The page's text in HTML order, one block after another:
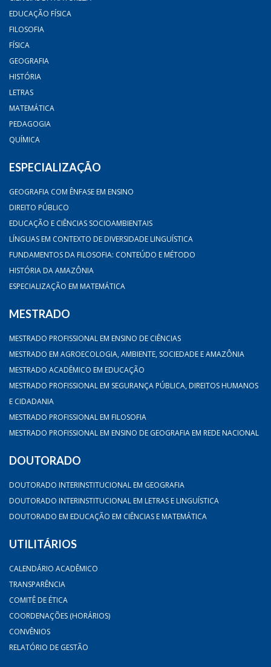
EDUCAÇÃO FÍSICA
FILOSOFIA
FÍSICA
GEOGRAFIA
HISTÓRIA
LETRAS
MATEMÁTICA
PEDAGOGIA
QUÍMICA
ESPECIALIZAÇÃO
GEOGRAFIA COM ÊNFASE EM ENSINO
DIREITO PÚBLICO
EDUCAÇÃO E CIÊNCIAS SOCIOAMBIENTAIS
LÍNGUAS EM CONTEXTO DE DIVERSIDADE LINGUÍSTICA
FUNDAMENTOS DA FILOSOFIA: CONTEÚDO E MÉTODO
HISTÓRIA DA AMAZÔNIA
ESPECIALIZAÇÃO EM MATEMÁTICA
MESTRADO
MESTRADO PROFISSIONAL EM ENSINO DE CIÊNCIAS
MESTRADO EM AGROECOLOGIA, AMBIENTE, SOCIEDADE E AMAZÔNIA
MESTRADO ACADÊMICO EM EDUCAÇÃO
MESTRADO PROFISSIONAL EM SEGURANÇA PÚBLICA, DIREITOS HUMANOS
E CIDADANIA
MESTRADO PROFISSIONAL EM FILOSOFIA
MESTRADO PROFISSIONAL EM ENSINO DE GEOGRAFIA EM REDE NACIONAL
DOUTORADO
DOUTORADO INTERINSTITUCIONAL EM GEOGRAFIA
DOUTORADO INTERINSTITUCIONAL EM LETRAS E LINGUÍSTICA
DOUTORADO EM EDUCAÇÃO EM CIÊNCIAS E MATEMÁTICA
UTILITÁRIOS
CALENDÁRIO ACADÊMICO
TRANSPARÊNCIA
COMITÊ DE ÉTICA
COORDENAÇÕES (HORÁRIOS)
CONVÊNIOS
RELATÓRIO DE GESTÃO